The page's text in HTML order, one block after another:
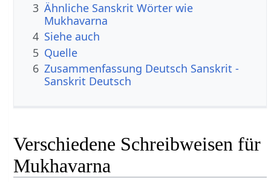
3 Ähnliche Sanskrit Wörter wie
Mukhavarna
4 Siehe auch
5 Quelle
6 Zusammenfassung Deutsch Sanskrit -
Sanskrit Deutsch
Verschiedene Schreibweisen für
Mukhavarna